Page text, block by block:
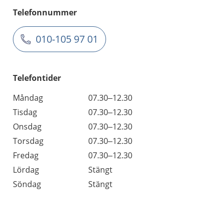
Telefonnummer
010-105 97 01
Telefontider
Måndag
07.30–12.30
Tisdag
07.30–12.30
Onsdag
07.30–12.30
Torsdag
07.30–12.30
Fredag
07.30–12.30
Lördag
Stängt
Söndag
Stängt